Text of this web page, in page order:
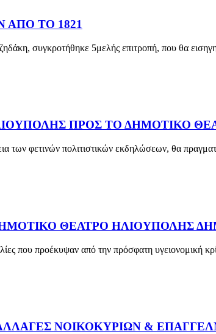
ΤΟ 1821
συγκροτήθηκε 5μελής επιτροπή, που θα
ΠΡΟΣ ΤΟ ΔΗΜΟΤΙΚΟ
των φετινών πολιτιστικών εκδηλώσεων, θα
ΘΕΑΤΡΟ ΗΛΙΟΥΠΟΛΗΣ
που προέκυψαν από την πρόσφατη υγειονομική
ΝΟΙΚΟΚΥΡΙΩΝ &